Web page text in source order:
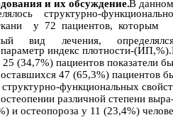
и их обсуждение.В
структурно-
у 72 пациентов, которым
вид лечения,
параметр индекс плотности-
25 (34,7%) пациентов показатели
47 (65,3%) пациентов
функциональных
различной степени
и остеопороза у 11 (23,4%)